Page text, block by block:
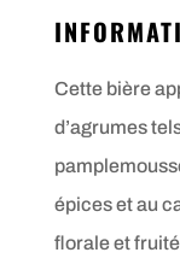
Cette bière
d’agrumes
épices et au
florale et